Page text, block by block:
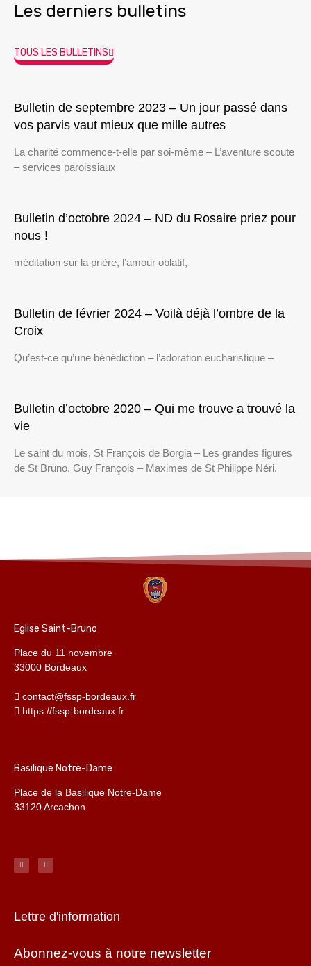
Les derniers bulletins
TOUS LES BULLETINS
Bulletin de septembre 2023 – Un jour passé dans
vos parvis vaut mieux que mille autres
La charité commence-t-elle par soi-même – L’aventure scoute
– services paroissiaux
Bulletin d’octobre 2024 – ND du Rosaire priez pour
nous !
méditation sur la prière, l’amour oblatif,
Bulletin de février 2024 – Voilà déjà l’ombre de la
Croix
Qu’est-ce qu’une bénédiction – l’adoration eucharistique –
Bulletin d’octobre 2020 – Qui me trouve a trouvé la
vie
Le saint du mois, St François de Borgia – Les grandes figures
de St Bruno, Guy François – Maximes de St Philippe Néri.
Eglise Saint-Bruno
Place du 11 novembre
33000 Bordeaux
contact@fssp-bordeaux.fr
https://fssp-bordeaux.fr
Basilique Notre-Dame
Place de la Basilique Notre-Dame
33120 Arcachon
Lettre d'information
Abonnez-vous à notre newsletter